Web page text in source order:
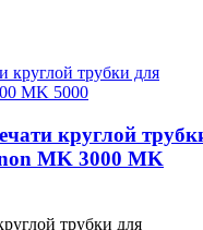
круглой
MK 3000 MK
трубки для